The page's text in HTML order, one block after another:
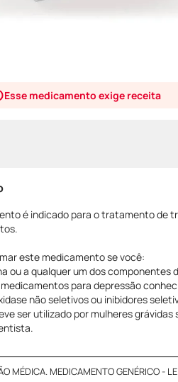
Esse medicamento exige receita
é indicado para o tratamento de
este medicamento se você:
ou a qualquer um dos componentes
para depressão
não seletivos ou inibidores
ser utilizado por mulheres grávidas
MÉDICA. MEDICAMENTO GENÉRICO -